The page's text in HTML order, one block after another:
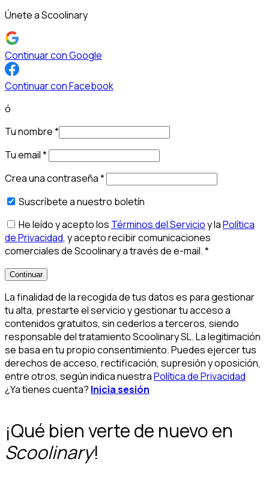
Únete a Scoolinary
Continuar con Google
Continuar con Facebook
ó
Tu nombre*
Tu email*
Crea una contraseña*
Suscríbete a nuestro boletín
He leído y acepto los Términos del Servicioy laPolítica
de Privacidad, y acepto recibir comunicaciones
comerciales de Scoolinary a través de e-mail.*
Continuar
La finalidad de la recogida de tus datos es para gestionar
tu alta, prestarte el servicio y gestionar tu acceso a
contenidos gratuitos, sin cederlos a terceros, siendo
responsable del tratamiento Scoolinary SL. La legitimación
se basa en tu propio consentimiento. Puedes ejercer tus
derechos de acceso, rectificación, supresión y oposición,
entre otros, según indica nuestraPolítica de Privacidad
¿Ya tienes cuenta? Inicia sesión
¡Qué bien verte de nuevo en
Scoolinary!